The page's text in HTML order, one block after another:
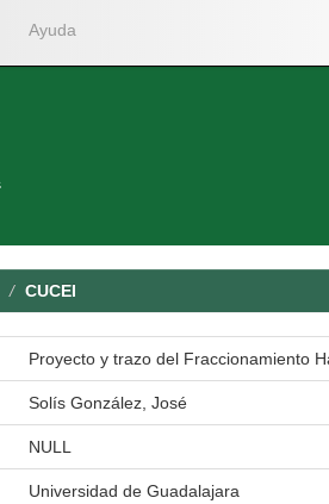
Ayuda
CUCEI
Proyecto y trazo del Fraccionamiento
Solís González, José
NULL
Universidad de Guadalajara